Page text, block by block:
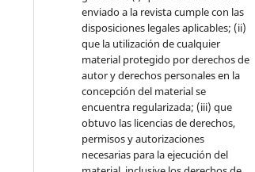
enviado a la revista cumple con las
disposiciones legales aplicables; (ii)
que la utilización de cualquier
material protegido por derechos de
autor y derechos personales en la
concepción del material se
encuentra regularizada; (iii) que
obtuvo las licencias de derechos,
permisos y autorizaciones
necesarias para la ejecución del